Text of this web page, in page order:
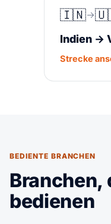
🇮🇳
Indien →
Strecke
BEDIENTE BRANCHEN
Branchen,
bedienen